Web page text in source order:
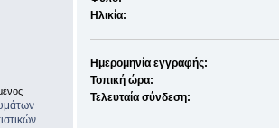
Ηλικία:
Ημερομηνία εγγραφής:
Τοπική ώρα:
Τελευταία σύνδεση: